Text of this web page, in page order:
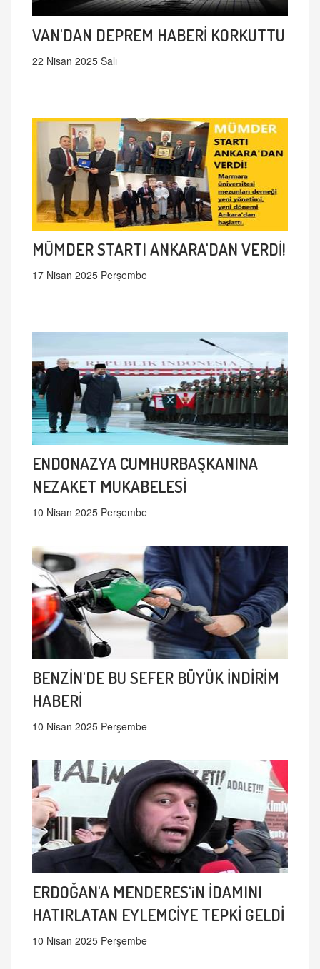
VAN'DAN DEPREM HABERİ KORKUTTU
22 Nisan 2025 Salı
MÜMDER STARTI ANKARA'DAN VERDİ!
17 Nisan 2025 Perşembe
ENDONAZYA CUMHURBAŞKANINA
NEZAKET MUKABELESİ
10 Nisan 2025 Perşembe
BENZİN'DE BU SEFER BÜYÜK İNDİRİM
HABERİ
10 Nisan 2025 Perşembe
ERDOĞAN'A MENDERES'iN İDAMINI
HATIRLATAN EYLEMCİYE TEPKİ GELDİ
10 Nisan 2025 Perşembe